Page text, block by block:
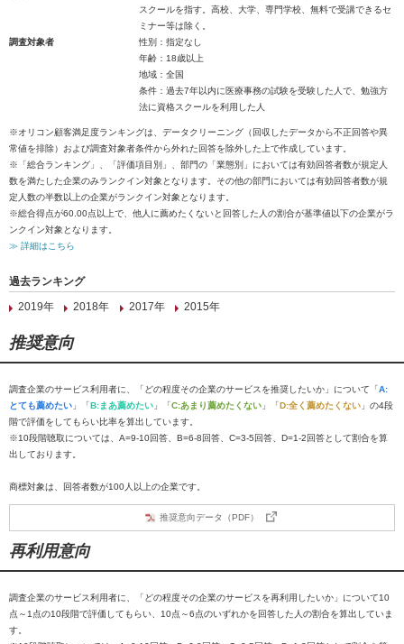
スクールを指す。高校、大学、専門学校、無料で受講できるセ
ミナー等は除く。
調査対象者
性別：指定なし
年齢：18歳以上
地域：全国
条件：過去7年以内に医療事務の試験を受験した人で、勉強方
法に資格スクールを利用した人
※オリコン顧客満足度ランキングは、データクリーニング（回収したデータから不正回答や異
常値を排除）および調査対象者条件から外れた回答を除外した上で作成しています。
※「総合ランキング」、「評価項目別」、部門の「業態別」においては有効回答者数が規定人
数を満たした企業のみランクイン対象となります。その他の部門においては有効回答者数が規
定人数の半数以上の企業がランクイン対象となります。
※総合得点が60.00点以上で、他人に薦めたくないと回答した人の割合が基準値以下の企業がラ
ンクイン対象となります。
≫ 詳細はこちら
過去ランキング
2019年
2018年 2017年 2015年
推奨意向
調査企業のサービス利用者に、「どの程度その企業のサービスを推奨したいか」について「A:
とても薦めたい 」「B:まあ薦めたい 」「C:あまり薦めたくない 」「D:全く薦めたくない 」の4段
階で評価をしてもらい比率を算出しています。
※10段階聴取については、A=9-10回答、B=6-8回答、C=3-5回答、D=1-2回答として割合を算
出しております。
商標対象は、回答者数が100人以上の企業です。
推奨意向データ（PDF）
再利用意向
調査企業のサービス利用者に、「どの程度その企業のサービスを再利用したいか」について10
点～1点の10段階で評価してもらい、10点～6点のいずれかを回答した人の割合を算出していま
す。